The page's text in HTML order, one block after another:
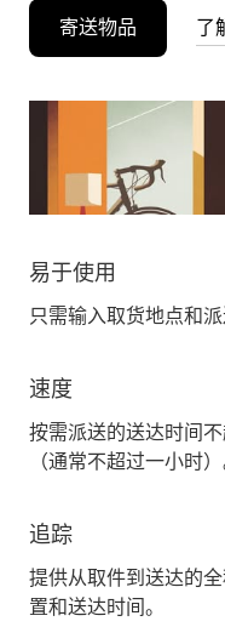
寄送物品 了
易于使用
只需输入取货地点和
速度
按需派送的送达时间
（通常不超过一小时）
追踪
提供从取件到送达的
置和送达时间。